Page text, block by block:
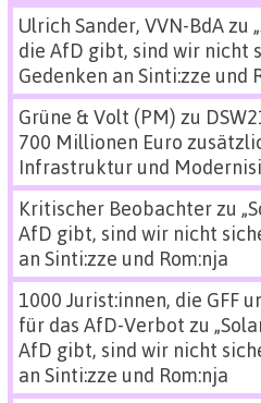
Ulrich Sander, VVN-BdAzu
die AfD gibt, sind wir nicht
Gedenken an Sinti:zze und
Grüne & Volt (PM) zu
700 Millionen Euro
Infrastruktur und
Kritischer Beobachterzu
AfD gibt, sind wir nicht
an Sinti:zze und Rom:nja
1000 Jurist:innen, die GFF
für das AfD-Verbot zu
AfD gibt, sind wir nicht
an Sinti:zze und Rom:nja